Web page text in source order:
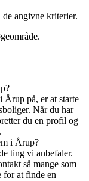
angivne kriterier.
Årup på, er at starte
Når du har
du en profil og
i Årup?
ting vi anbefaler.
så mange som
for at finde en